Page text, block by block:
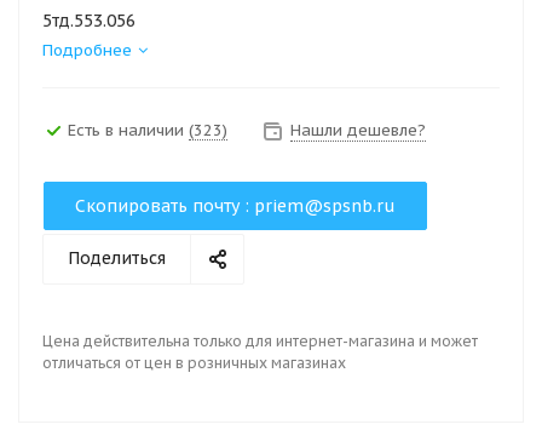
5тд.553.056
Подробнее
Есть в наличии (323) Нашли дешевле?
Скопировать почту : priem@spsnb.ru
Поделиться
Цена действительна только для интернет-магазина и может
отличаться от цен в розничных магазинах